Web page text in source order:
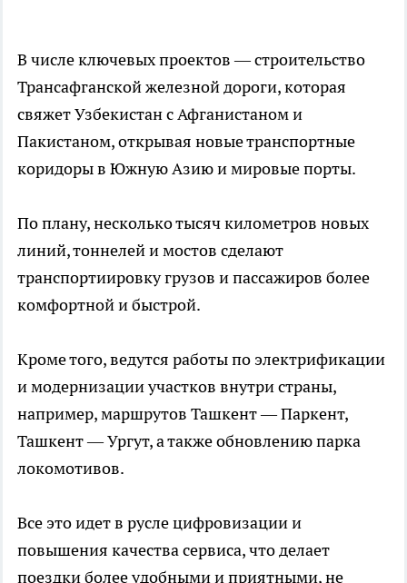
В числе ключевых проектов — строительство
Трансафганской железной дороги, которая
свяжет Узбекистан с Афганистаном и
Пакистаном, открывая новые транспортные
коридоры в Южную Азию и мировые порты.
По плану, несколько тысяч километров новых
линий, тоннелей и мостов сделают
транспортиировку грузов и пассажиров более
комфортной и быстрой.
Кроме того, ведутся работы по электрификации
и модернизации участков внутри страны,
например, маршрутов Ташкент — Паркент,
Ташкент — Ургут, а также обновлению парка
локомотивов.
Все это идет в русле цифровизации и
повышения качества сервиса, что делает
поездки более удобными и приятными, не